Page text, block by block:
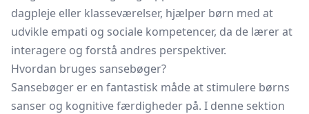
dagpleje eller klasseværelser, hjælper børn med at
udvikle empati og sociale kompetencer, da de lærer at
interagere og forstå andres perspektiver.
Hvordan bruges sansebøger?
Sansebøger er en fantastisk måde at stimulere børns
sanser og kognitive færdigheder på. I denne sektion